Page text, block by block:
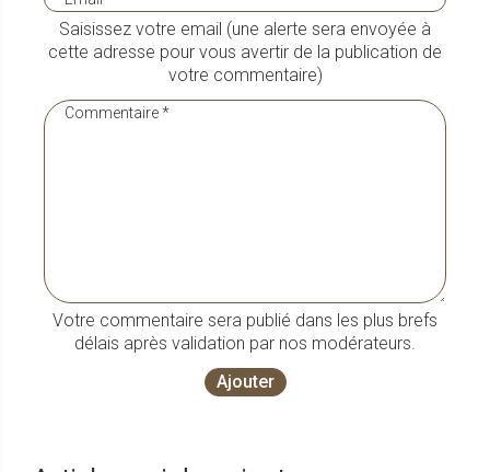
Saisissez votre email (une alerte sera envoyée à
cette adresse pour vous avertir de la publication de
votre commentaire)
Votre commentaire sera publié dans les plus brefs
délais après validation par nos modérateurs.
Ajouter